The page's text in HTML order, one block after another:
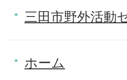
三田市野外活動
ホーム